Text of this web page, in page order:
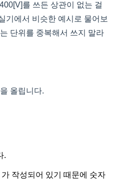
를 쓰든 상관이 없는 걸
기에서 비슷한 예시로 물어보
단위를 중복해서 쓰지 말라
올립니다.
.
작성되어 있기 때문에 숫자